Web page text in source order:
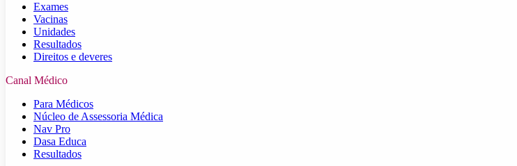
Exames
Vacinas
Unidades
Resultados
Direitos e deveres
Canal Médico
Para Médicos
Núcleo de Assessoria Médica
Nav Pro
Dasa Educa
Resultados